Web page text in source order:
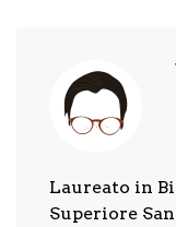
Laureato in
Superiore